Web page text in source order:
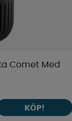
Comet Med
KÖP!